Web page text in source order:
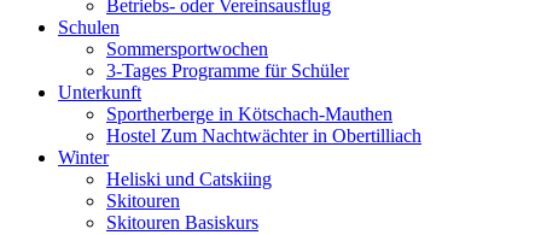
Betriebs- oder Vereinsausflug
Schulen
Sommersportwochen
3-Tages Programme für Schüler
Unterkunft
Sportherberge in Kötschach-Mauthen
Hostel Zum Nachtwächter in Obertilliach
Winter
Heliski und Catskiing
Skitouren
Skitouren Basiskurs